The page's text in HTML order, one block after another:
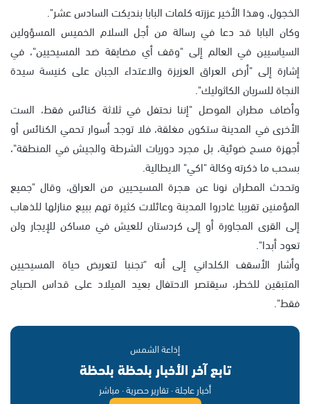
الخجول، وهذا الأخير عززته كلمات البابا بنديكت السادس عشر".
وكان البابا قد دعا في رسالة من أجل السلام الخميس المسؤولين
السياسيين في العالم إلى "وقف أي مضايقة ضد المسيحيين"، في
إشارة إلى "أرض العراق العزيزة والاعتداء الجبان على كنيسة سيدة
النجاة للسريان الكاثوليك".
وأضاف مطران الموصل "إننا نحتفل في ثلاثة كنائس فقط، الست
الأخرى في المدينة ستكون مغلقة، فلا توجد أسوار تحمي الكنائس أو
أجهزة مسح ضوئية، بل مجرد دوريات الشرطة والجيش في المنطقة"،
بسحب ما ذكرته وكالة "اكي" الايطالية.
وتحدث المطران نونا عن هجرة المسيحيين من العراق، وقال "جميع
المؤمنين تقريبا غادروا المدينة وعائلات كثيرة تهم ببيع منازلها للذهاب
إلى القرى المجاورة أو إلى كردستان للعيش في مساكن للإيجار ولن
تعود أبدا".
وأشار الأسقف الكلداني إلى أنه "تجنبا لتعريض حياة المسيحيين
المتبقين للخطر، سيقتصر الاحتفال بعيد الميلاد على قداس الصباح
فقط".
إذاعة الشمس
تابع آخر الأخبار بلحظة بلحظة
أخبار عاجلة · تقارير حصرية · مباشر